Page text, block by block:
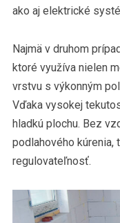
ako aj elektrické
Najmä v druhom
ktoré využíva nielen
vrstvu s výkonným
Vďaka vysokej
hladkú plochu. Bez
podlahového kúrenia,
regulovateľnosť.